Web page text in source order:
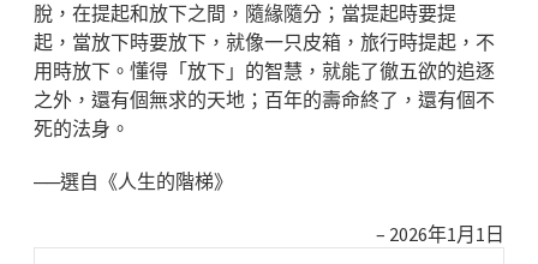
脫，在提起和放下之間，隨緣隨分；當提起時要提
起，當放下時要放下，就像一只皮箱，旅行時提起，不
用時放下。懂得「放下」的智慧，就能了徹五欲的追逐
之外，還有個無求的天地；百年的壽命終了，還有個不
死的法身。
──選自《人生的階梯》
2026年1月1日